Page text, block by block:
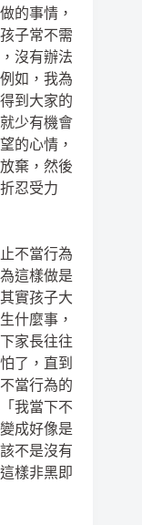
的事情，
子常不需
沒有辦法
如，我為
到大家的
少有機會
的心情，
棄，然後
忍受力
不當行為
這樣做是
實孩子大
什麼事，
家長往往
了，直到
當行為的
我當下不
成好像是
不是沒有
樣非黑即